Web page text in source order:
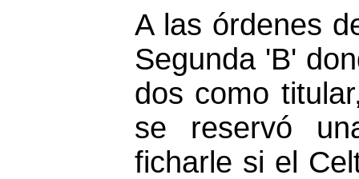
A las órdenes
Segunda 'B'
dos como
se reservó
ficharle si el